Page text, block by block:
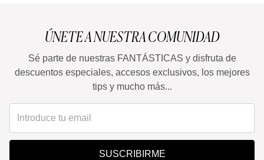
ÚNETE A NUESTRA COMUNIDAD
Sé parte de nuestras FANTÁSTICAS y disfruta de
descuentos especiales, accesos exclusivos, los mejores
tips y mucho más...
SUSCRIBIRME